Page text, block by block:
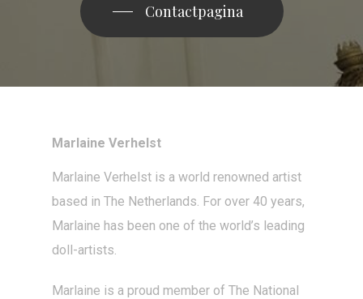
Contactpagina
Marlaine Verhelst
Marlaine Verhelst is a world renowned artist
based in The Netherlands. For over 40 years,
Marlaine has been one of the world’s leading
doll-artists
Marlaine is a proud member of The National